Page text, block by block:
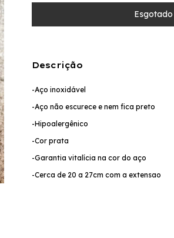
Descrição
-Aço inoxidável
-Aço não escurece e nem fica preto
-Hipoalergênico
-Cor prata
-Garantia vitalícia na cor do aço
-Cerca de 20 a 27cm com a extensao